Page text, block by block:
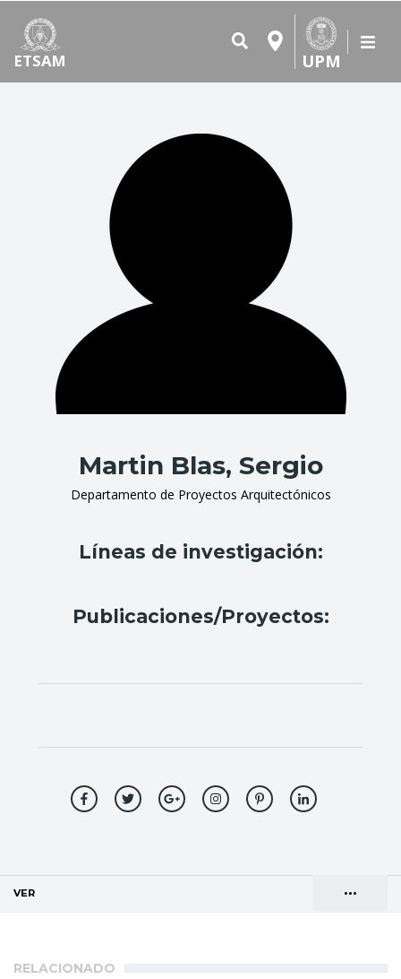
ETSAM UPM
Martin Blas, Sergio
Departamento de Proyectos Arquitectónicos
Líneas de investigación:
Publicaciones/Proyectos:
•••
VER
RELACIONADO